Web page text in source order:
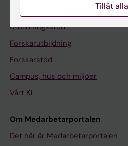
Utbildningsstöd
Forskarutbildning
Forskarstöd
Campus, hus och miljöer
Vårt KI
Om Medarbetarportalen
Det här är Medarbetarportalen
Tillåt alla